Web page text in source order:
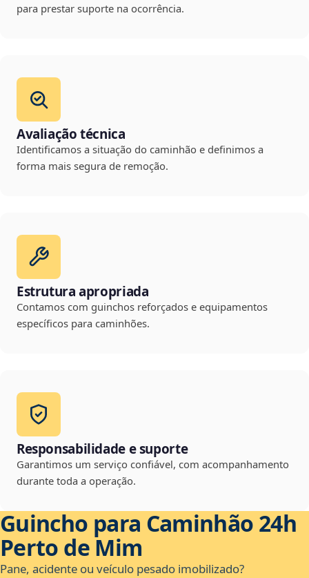
para prestar suporte na ocorrência.
Avaliação técnica
Identificamos a situação do caminhão e definimos a
forma mais segura de remoção.
Estrutura apropriada
Contamos com guinchos reforçados e equipamentos
específicos para caminhões.
Responsabilidade e suporte
Garantimos um serviço confiável, com acompanhamento
durante toda a operação.
Guincho para Caminhão 24h
Perto de Mim
Pane, acidente ou veículo pesado imobilizado?